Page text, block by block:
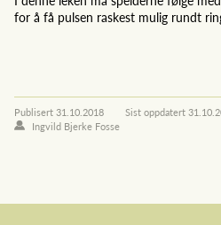
for å få pulsen raskest mulig rundt
Publisert31.10.2018 Sist oppdatert
Ingvild Bjerke Fosse